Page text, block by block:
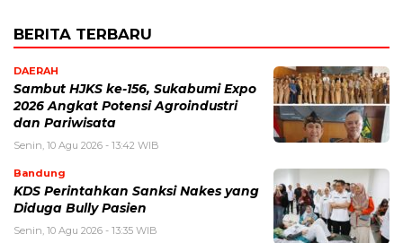
BERITA TERBARU
DAERAH
Sambut HJKS ke-156, Sukabumi Expo
2026 Angkat Potensi Agroindustri
dan Pariwisata
Senin, 10 Agu 2026 - 13:42 WIB
Bandung
KDS Perintahkan Sanksi Nakes yang
Diduga Bully Pasien
Senin, 10 Agu 2026 - 13:35 WIB